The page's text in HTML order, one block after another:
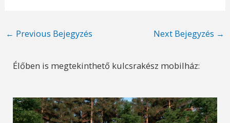
Post
← Previous Bejegyzés Next Bejegyzés →
Élőben is megtekinthető kulcsrakész mobilház: